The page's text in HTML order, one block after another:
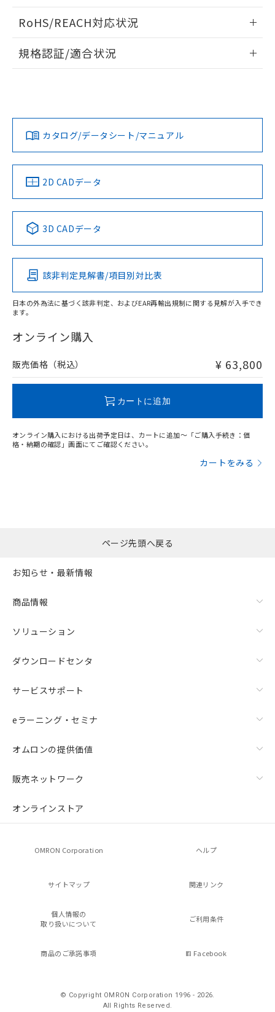
ドすることができます。
ログイン/会員登録
ダウンロードデータをご利用いただく前に、以下を必ずお読
みください。
ソフトウェアの使用条件
RoHS/REACH対応状況
EU RoHS 注意事項・凡例
対応済み
中国 RoHS 注意事項・凡例
Pb Hg Cd Cr(VI)
O
在庫等で未対応品が混在する可能性があります。
問い合わせください。
規格認証/適合状況
LR型式承認
（イギリス
船舶規格）
DNV型式承認
（ノルウェー
BV型式承認
（フランス
KR型式
（韓国
Yes No No No
この製品の規格認証/適合状況ページへ
その他の認証はこちらのページからご検索ください
カタログ/データシート/マニュアル
2D CADデータ
3D CADデータ
該非判定見解書/項目別対比表
日本の外為法に基づく該非判定、およびEAR再輸出規制に関する見解が入手でき
ます。
オンライン購入
販売価格（税込） ¥ 63,800
カートに追加
オンライン購入における出荷予定日は、カートに追加～「ご購入手続き：価
格・納期の確認」画面にてご確認ください。
カートをみる
ページ先頭へ戻る
お知らせ・最新情報
商品情報
ソリューション
ダウンロードセンタ
サービスサポート
eラーニング・セミナ
オムロンの提供価値
販売ネットワーク
オンラインストア
OMRON Corporation ヘルプ
サイトマップ 関連リンク
個人情報の
取り扱いについて
ご利用条件
商品のご承諾事項 Facebook
© Copyright OMRON Corporation 1996 - 2026.
All Rights Reserved.